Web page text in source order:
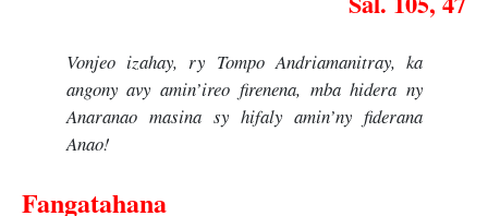
Vonjeo izahay, ry Tompo Andriamanitray, ka
angony avy amin’ireo firenena, mba hidera ny
Anaranao masina sy hifaly amin’ny fiderana
Anao!
Fangatahana